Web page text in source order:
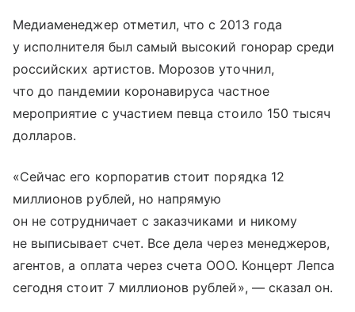
Медиаменеджер отметил, что с 2013 года
у исполнителя был самый высокий гонорар среди
российских артистов. Морозов уточнил,
что до пандемии коронавируса частное
мероприятие с участием певца стоило 150 тысяч
долларов.
«Сейчас его корпоратив стоит порядка 12
миллионов рублей, но напрямую
он не сотрудничает с заказчиками и никому
не выписывает счет. Все дела через менеджеров,
агентов, а оплата через счета ООО. Концерт Лепса
сегодня стоит 7 миллионов рублей», — сказал он.